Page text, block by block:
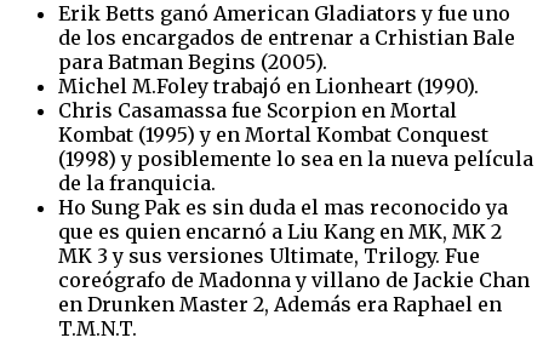
Erik Betts ganó American Gladiators y fue uno
de los encargados de entrenar a Crhistian Bale
para Batman Begins (2005).
Michel M.Foley trabajó en Lionheart (1990).
Chris Casamassa fue Scorpion en Mortal
Kombat (1995) y en Mortal Kombat Conquest
(1998) y posiblemente lo sea en la nueva película
de la franquicia.
Ho Sung Pak es sin duda el mas reconocido ya
que es quien encarnó a Liu Kang en MK, MK 2
MK 3 y sus versiones Ultimate, Trilogy. Fue
coreógrafo de Madonna y villano de Jackie Chan
en Drunken Master 2, Además era Raphael en
T.M.N.T.